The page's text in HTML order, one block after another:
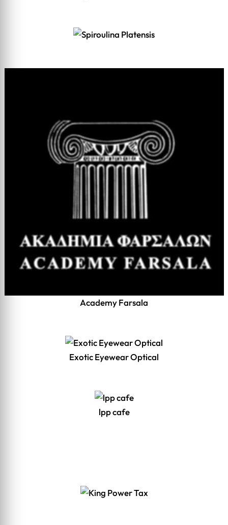
Academy Farsala
Exotic Eyewear Optical
lpp cafe